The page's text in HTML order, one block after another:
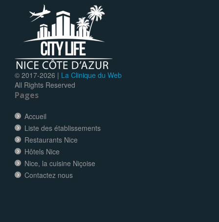
© 2017-2026 | La Clinique du Web
All Rights Reserved
Pages
Accueil
Liste des établissements
Restaurants Nice
Hôtels Nice
Nice, la cuisine Niçoise
Contactez nous